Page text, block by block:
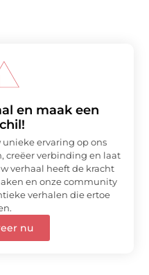
en maak een
ervaring op ons
creëer verbinding en laat
verhaal heeft de kracht
en onze community
verhalen die ertoe
nu